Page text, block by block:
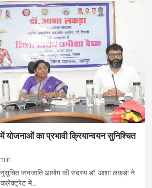
योजनाओं का प्रभावी क्रियान्वयन सुनिश्चित
जनजाति आयोग की सदस्य डॉ. आशा लकड़ा ने
कलेक्ट्रेट में…